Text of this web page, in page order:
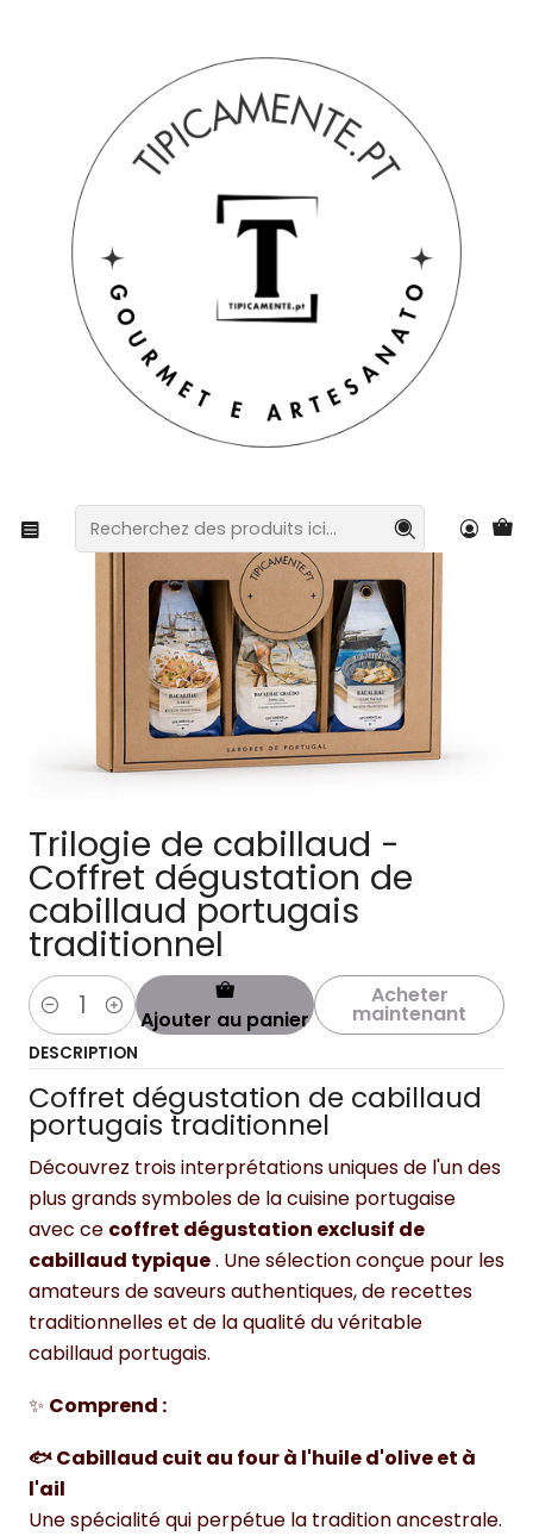
Boissons et gastronomie Conserves
Trilogie de cabillaud - Coffret dégustation de
cabillaud portugais traditionnel
Trilogie de cabillaud -
Coffret dégustation de
cabillaud portugais
traditionnel
Quantité Ajouter au panier
Acheter
maintenant
DESCRIPTION
Coffret dégustation de cabillaud
portugais traditionnel
Découvrez trois interprétations uniques de l'un des
plus grands symboles de la cuisine portugaise
avec ce coffret dégustation exclusif de
cabillaud typique. Une sélection conçue pour les
amateurs de saveurs authentiques, de recettes
traditionnelles et de la qualité du véritable
cabillaud portugais.
✨ Comprend :
🐟 Cabillaud cuit au four à l'huile d'olive et à
l'ail
Une spécialité qui perpétue la tradition ancestrale.